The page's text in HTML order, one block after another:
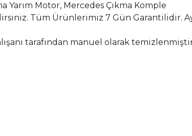
Motor, Mercedes Çıkma Komple
Tüm Ürünlerimiz 7 Gün Garantilidir.
tarafından manuel olarak